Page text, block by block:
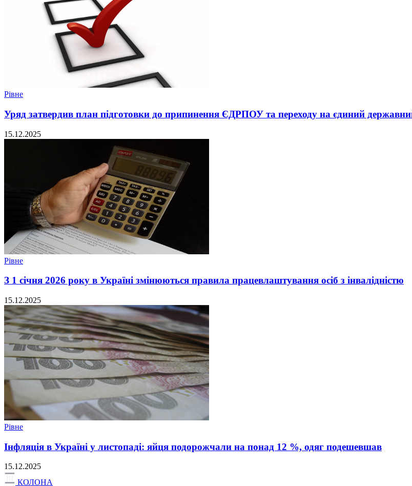
Рівне
Уряд затвердив план підготовки до припинення ЄДРПОУ та переходу на єдиний
15.12.2025
Рівне
З 1 січня 2026 року в Україні змінюються правила працевлаштування осіб з інвалідністю
15.12.2025
Рівне
Інфляція в Україні у листопаді: яйця подорожчали на понад 12 %, одяг подешевшав
15.12.2025
КОЛОНА